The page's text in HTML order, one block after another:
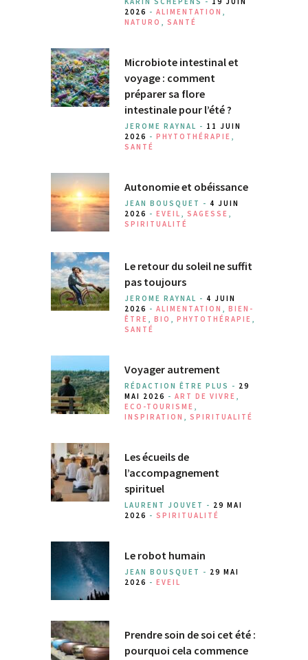
2026 - ALIMENTATION
NATURO
SANTÉ
Microbiote intestinal et
voyage : comment
préparer sa flore
intestinale pour l’été ?
JEROME RAYNAL - 11 JUIN
2026 - PHYTOTHÉRAPIE
SANTÉ
Autonomie et obéissance
JEAN BOUSQUET - 4 JUIN
2026 - EVEIL SAGESSE
SPIRITUALITÉ
Le retour du soleil ne suffit
pas toujours
JEROME RAYNAL - 4 JUIN
2026 - ALIMENTATION
BIEN-
ÊTRE
BIO PHYTOTHÉRAPIE
SANTÉ
Voyager autrement
RÉDACTION ÊTRE PLUS - 29
MAI 2026 - ART DE VIVRE
ECO-TOURISME
INSPIRATION
SPIRITUALITÉ
Les écueils de
l’accompagnement
spirituel
LAURENT JOUVET - 29 MAI
2026 - SPIRITUALITÉ
Le robot humain
JEAN BOUSQUET - 29 MAI
2026 - EVEIL
Prendre soin de soi cet été :
pourquoi cela commence